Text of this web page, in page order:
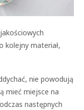
kolejny materiał,
nie powodują
mieć miejsce na
następnych